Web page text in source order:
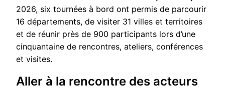
2026, six tournées à bord ont permis de parcourir
16 départements, de visiter 31 villes et territoires
et de réunir près de 900 participants lors d’une
cinquantaine de rencontres, ateliers, conférences
et visites.
Aller à la rencontre des acteurs